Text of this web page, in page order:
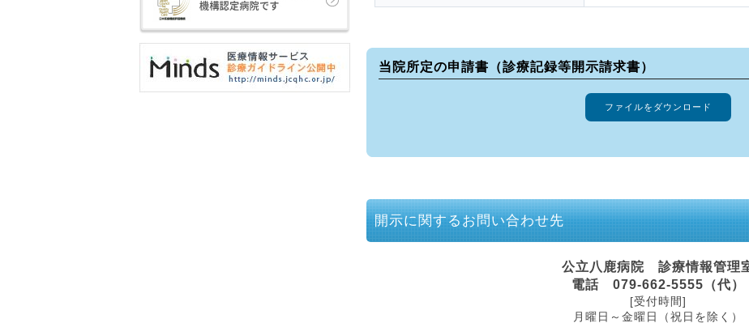
当院所定の申請書（診療記録等開示請求書）
ファイルをダウンロード
開示に関するお問い合わせ先
公立八鹿病院 診療情報管理
電話 079-662-5555（代）
[受付時間]
月曜日～金曜日（祝日を除く）